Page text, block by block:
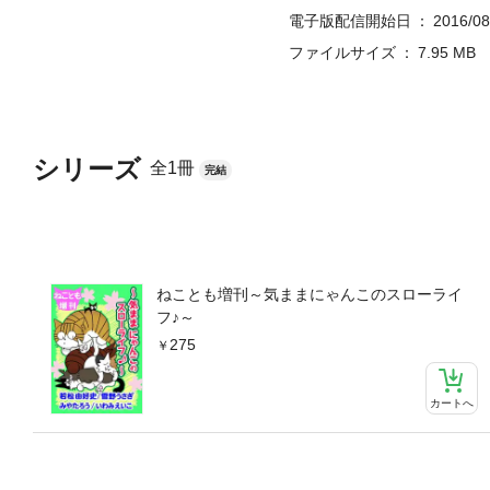
シリーズ 全1冊 完結
ねことも増刊～気ままにゃんこのスローライ
フ♪～
275
カートへ
電子版配信開始日
2016/
ファイルサイズ
7.95 MB